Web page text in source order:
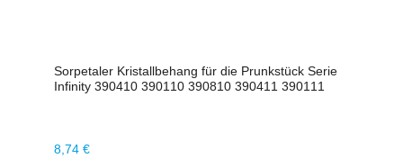
Sorpetaler Kristallbehang für die Prunkstück Serie
Infinity 390410 390110 390810 390411 390111
Regulärer Preis:
8,74 €